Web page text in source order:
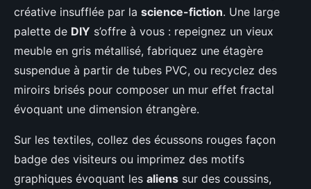
créative insufflée par la science-fiction. Une large
palette de DIY s’offre à vous : repeignez un vieux
meuble en gris métallisé, fabriquez une étagère
suspendue à partir de tubes PVC, ou recyclez des
miroirs brisés pour composer un mur effet fractal
évoquant une dimension étrangère.
Sur les textiles, collez des écussons rouges façon
badge des visiteurs ou imprimez des motifs
graphiques évoquant les aliens sur des coussins,